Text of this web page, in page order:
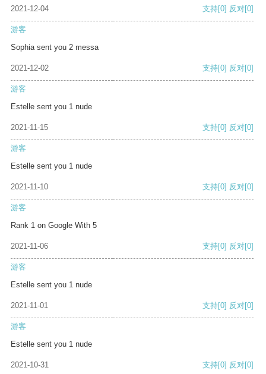
2021-12-04 支持[0] 反对[0]
游客
Sophia sent you 2 messa
2021-12-02 支持[0] 反对[0]
游客
Estelle sent you 1 nude
2021-11-15 支持[0] 反对[0]
游客
Estelle sent you 1 nude
2021-11-10 支持[0] 反对[0]
游客
Rank 1 on Google With 5
2021-11-06 支持[0] 反对[0]
游客
Estelle sent you 1 nude
2021-11-01 支持[0] 反对[0]
游客
Estelle sent you 1 nude
2021-10-31 支持[0] 反对[0]